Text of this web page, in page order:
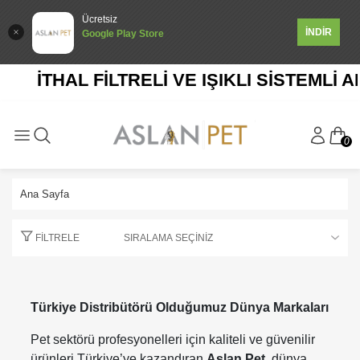
Ücretsiz
Google Play Store
İNDİR
İTHAL FİLTRELİ VE IŞIKLI SİSTEMLİ
0
Ana Sayfa
FILTRELE
Türkiye Distribütörü Olduğumuz Dünya Markaları
Pet sektörü profesyonelleri için kaliteli ve güvenilir